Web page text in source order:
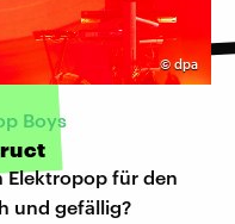
© dpa
Boys
Elektropop für den
und gefällig?